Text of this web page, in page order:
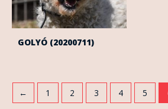
GOLYÓ (20200711)
← 1 2 3 4 5